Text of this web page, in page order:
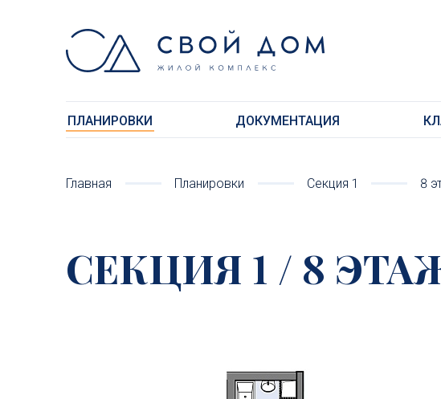
ПЛАНИРОВКИ ДОКУМЕНТАЦИЯ
Главная Планировки Cекция 1 8
CЕКЦИЯ 1 / 8